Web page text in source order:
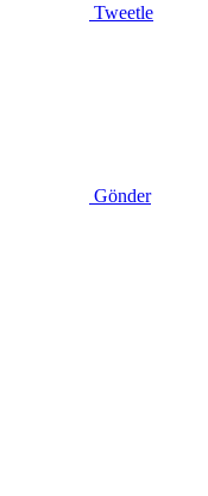
Tweetle
Gönder